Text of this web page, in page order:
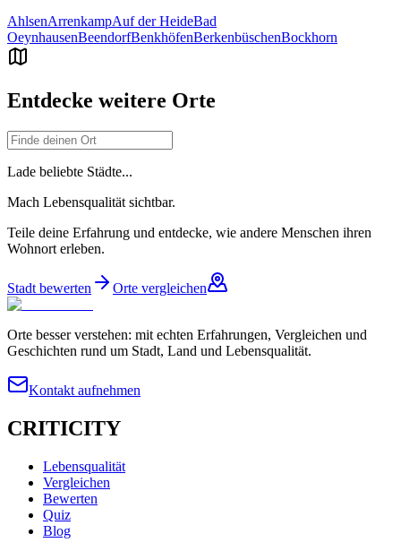
AhlsenArrenkampAuf der HeideBad
OeynhausenBeendorfBenkhöfenBerkenbüschenBockhorn
Entdecke weitere Orte
Lade beliebte Städte...
Mach Lebensqualität sichtbar.
Teile deine Erfahrung und entdecke, wie andere Menschen ihren
Wohnort erleben.
Stadt bewerten Orte vergleichen
Orte besser verstehen: mit echten Erfahrungen, Vergleichen und
Geschichten rund um Stadt, Land und Lebensqualität.
Kontakt aufnehmen
CRITICITY
Lebensqualität
Vergleichen
Bewerten
Quiz
Blog